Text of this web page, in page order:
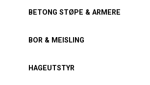
BETONG STØPE & ARMERE
BOR & MEISLING
HAGEUTSTYR